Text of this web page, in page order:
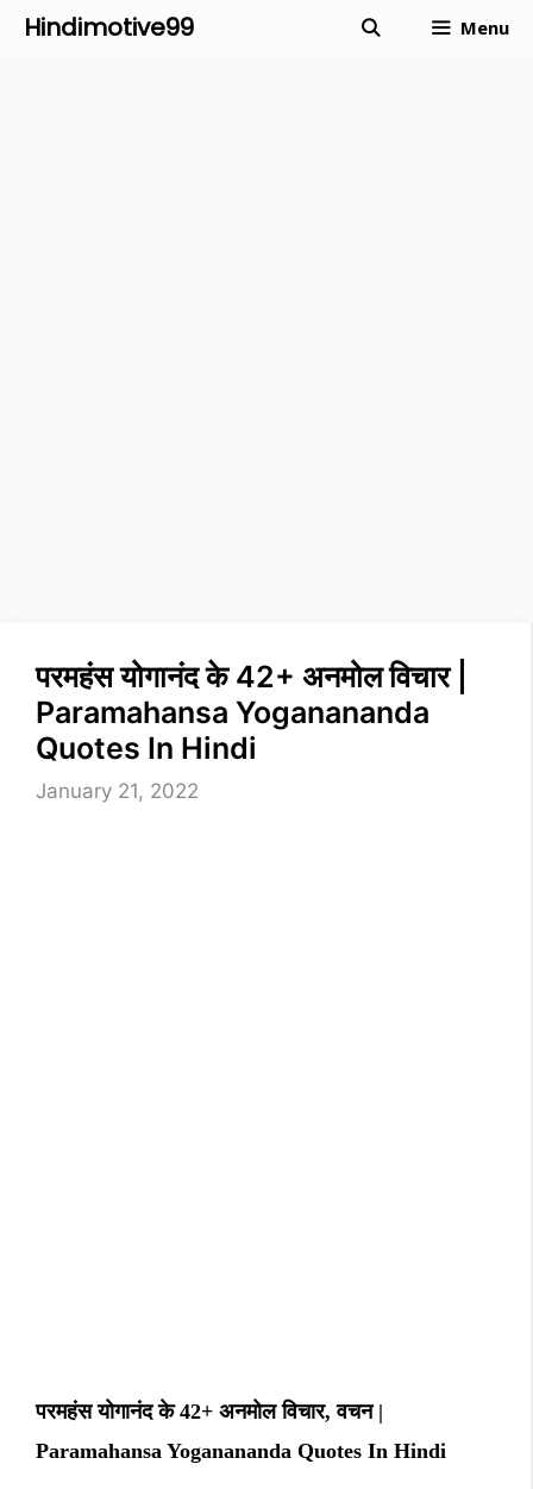
SkipHindimotive99 Menu
परमहंस योगानंद के 42+ अनमोल विचार |
Paramahansa Yoganananda
Quotes In Hindi
January 21, 2022
परमहंस योगानंद के 42+ अनमोल विचार, वचन |
Paramahansa Yoganananda Quotes In Hindi